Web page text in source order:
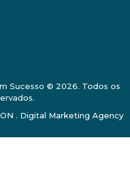
Sucesso © 2026. Todos os
. Digital Marketing Agency